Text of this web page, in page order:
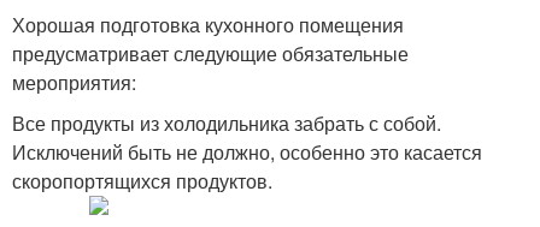
Хорошая подготовка кухонного помещения
предусматривает следующие обязательные
мероприятия:
Все продукты из холодильника забрать с собой.
Исключений быть не должно, особенно это касается
скоропортящихся продуктов.